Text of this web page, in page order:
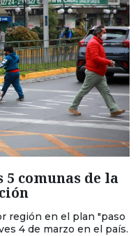
comunas de la
región en el plan "paso
4 de marzo en el país.